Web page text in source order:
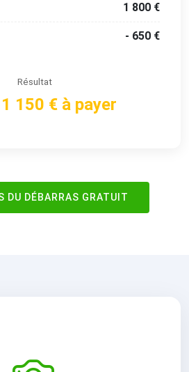
1 800 €
- 650 €
Résultat
150 € à payer
DU DÉBARRAS GRATUIT